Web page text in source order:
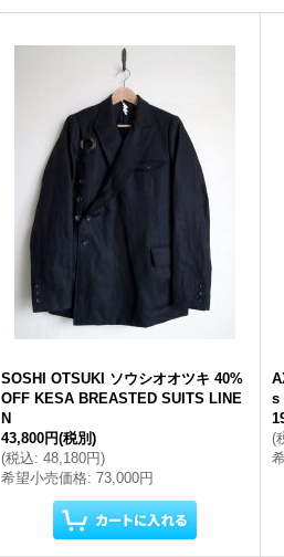
SOSHI OTSUKI ソウシオオツキ 40%
OFF KESA BREASTED SUITS LINE
N
43,800円(税別)
(税込: 48,180円)
希望小売価格: 73,000円
s
(